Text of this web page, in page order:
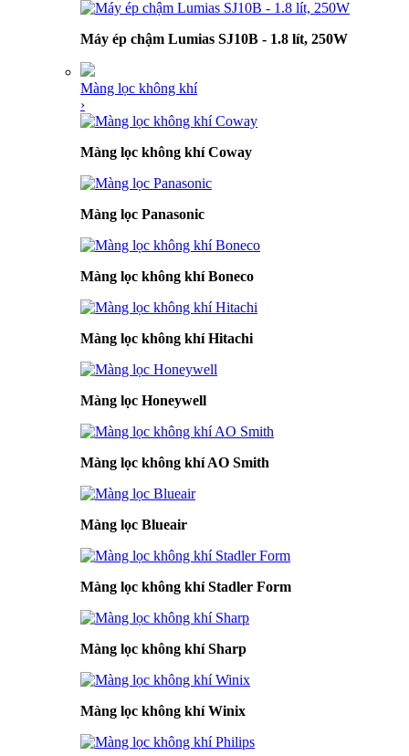
Máy ép chậm Lumias SJ10B - 1.8 lít, 250W
Màng lọc không khí
›
Màng lọc không khí Coway
Màng lọc Panasonic
Màng lọc không khí Boneco
Màng lọc không khí Hitachi
Màng lọc Honeywell
Màng lọc không khí AO Smith
Màng lọc Blueair
Màng lọc không khí Stadler Form
Màng lọc không khí Sharp
Màng lọc không khí Winix